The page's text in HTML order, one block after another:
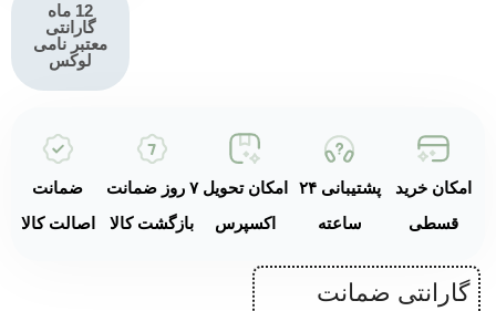
طراحی رترو
بدنه آلومینیومی
12 ماه
گارانتی
معتبر نامی
لوکس
امکان خرید
قسطی
پشتیبانی ۲۴
ساعته
امکان تحویل
اکسپرس
۷ روز ضمانت
بازگشت کالا
ضمانت
اصالت کالا
گارانتی ضمانت